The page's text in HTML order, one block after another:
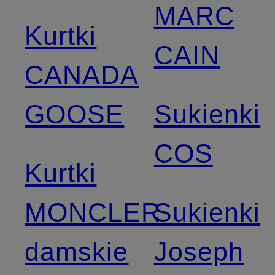
Kurtki
CANADA
GOOSE
Kurtki
MONCLER
damskie
MARC
CAIN
Sukienki
COS
Sukienki
Joseph